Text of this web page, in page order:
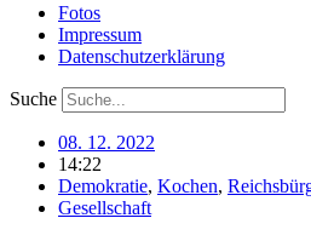
Fotos
Impressum
Datenschutzerklärung
Suche
08. 12. 2022
14:22
Demokratie, Kochen,
Gesellschaft